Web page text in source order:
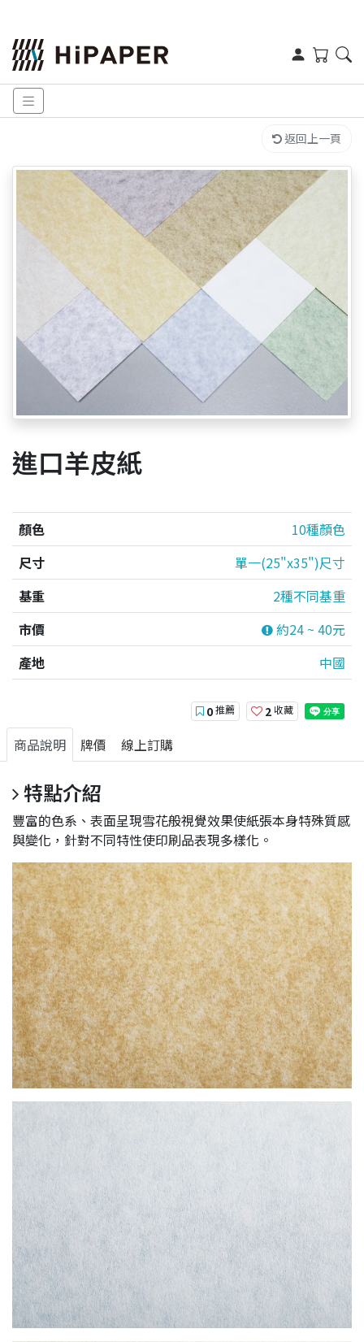
返回上一頁
進口羊皮紙
顏色
10種顏色
尺寸
單一(25"x35")尺寸
基重
2種不同基重
市價
約24 ~ 40元
產地
中國
0推薦 2 收藏
商品說明 牌價 線上訂購
特點介紹
豐富的色系、表面呈現雪花般視覺效果使紙張本身特殊質感
與變化，針對不同特性使印刷品表現多樣化。